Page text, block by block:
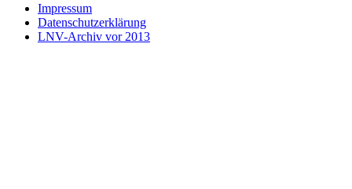
Impressum
Datenschutzerklärung
LNV-Archiv vor 2013